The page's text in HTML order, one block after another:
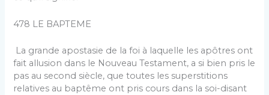
478 LE BAPTEME
La grande apostasie de la foi à laquelle les apôtres ont
fait allusion dans le Nouveau Testament, a si bien pris le
pas au second siècle, que toutes les superstitions
relatives au baptême ont pris cours dans la soi-disant